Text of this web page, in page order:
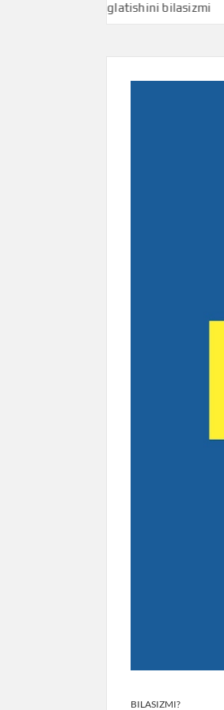
nimani anglatishini bilasizmi
BILASIZMI?